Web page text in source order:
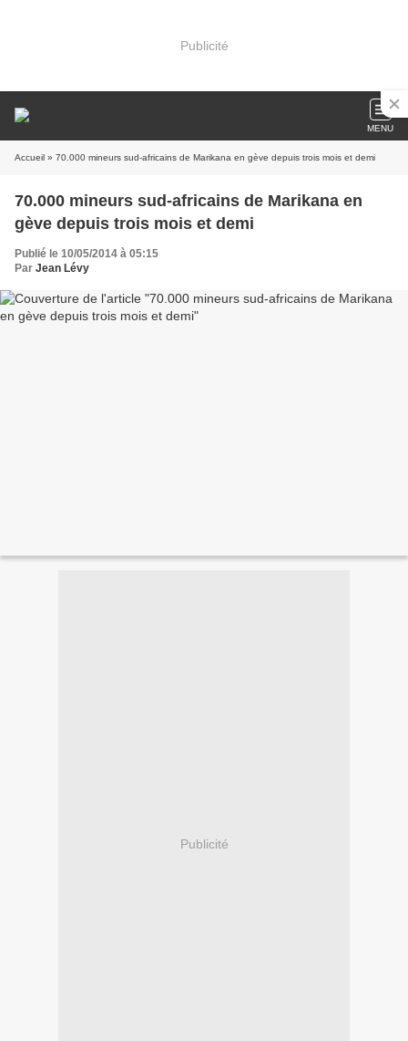
Publicité
MENU
Accueil » 70.000 mineurs sud-africains de Marikana en gève depuis trois mois et demi
70.000 mineurs sud-africains de Marikana en
gève depuis trois mois et demi
Publié le 10/05/2014 à 05:15
Par Jean Lévy
Publicité